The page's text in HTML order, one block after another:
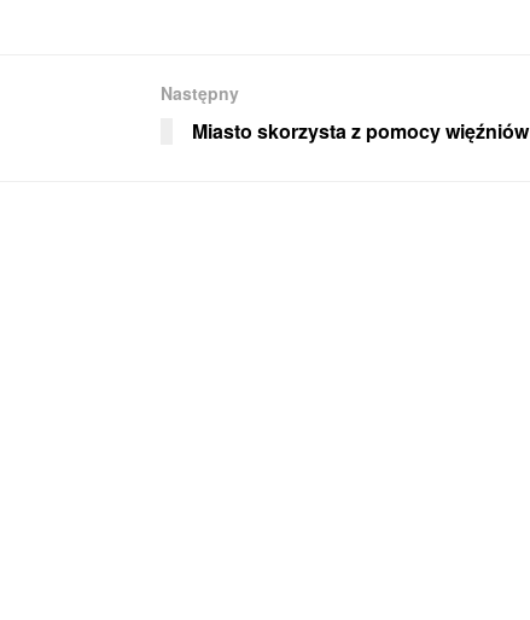
Następny
Miasto skorzysta z pomocy więźniów